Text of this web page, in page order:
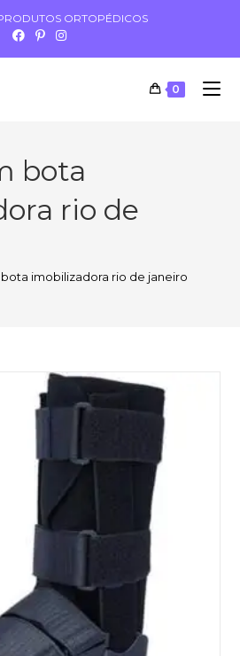
ORTOPÉDICOS
0
bota
rio de
imobilizadora rio de janeiro